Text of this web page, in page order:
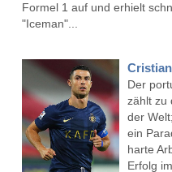
Formel 1 auf und erhielt
"Iceman"...
Der
zählt zu
der
ein
harte
Erfolg